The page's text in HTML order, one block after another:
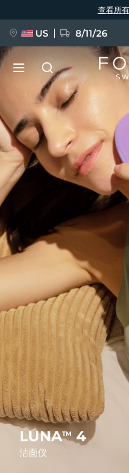
LUNATM4
洁面仪
查看所
US 8/11/26
新品
FAQ™ Pure Beauty-
BREAKING NEWS
issa™ Teeth
FAQ™ Dual LED Panel
热门产品
特别优惠
语言
English
Français
Türkçe
简体中
发货国家
美国
英国
西班牙
澳大利亚
法国
德国